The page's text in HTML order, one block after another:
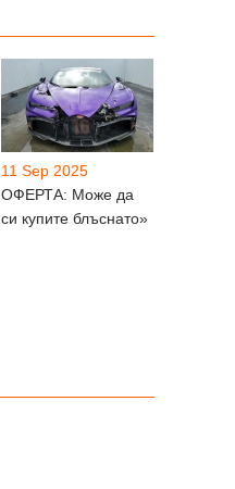
11 Sep 2025
ОФЕРТА: Може да
си купите блъснато»